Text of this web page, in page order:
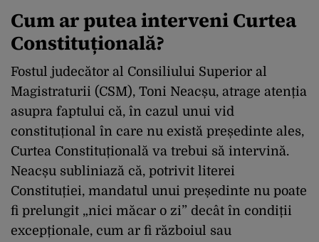
Cum ar putea interveni Curtea
Constituțională?
Fostul judecător al Consiliului Superior al
Magistraturii (CSM), Toni Neacșu, atrage atenția
asupra faptului că, în cazul unui vid
constituțional în care nu există președinte ales,
Curtea Constituțională va trebui să intervină.
Neacșu subliniază că, potrivit literei
Constituției, mandatul unui președinte nu poate
fi prelungit „nici măcar o zi” decât în condiții
excepționale, cum ar fi războiul sau